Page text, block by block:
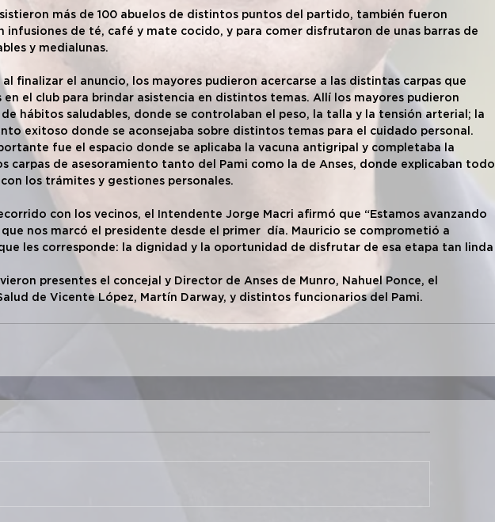
más de 100 abuelos de distintos puntos del partido, también fueron
infusiones de té, café y mate cocido, y para comer disfrutaron de unas barras de
y medialunas.
finalizar el anuncio, los mayores pudieron acercarse a las distintas carpas que
en el club para brindar asistencia en distintos temas. Allí los mayores pudieron
hábitos saludables, donde se controlaban el peso, la talla y la tensión arterial; la
exitoso donde se aconsejaba sobre distintos temas para el cuidado personal.
fue el espacio donde se aplicaba la vacuna antigripal y completaba la
carpas de asesoramiento tanto del Pami como la de Anses, donde explicaban todo
los trámites y gestiones personales.
con los vecinos, el Intendente Jorge Macri afirmó que “Estamos avanzando
nos marcó el presidente desde el primer  día. Mauricio se comprometió a
les corresponde: la dignidad y la oportunidad de disfrutar de esa etapa tan linda
presentes el concejal y Director de Anses de Munro, Nahuel Ponce, el
de Vicente López, Martín Darway, y distintos funcionarios del Pami.